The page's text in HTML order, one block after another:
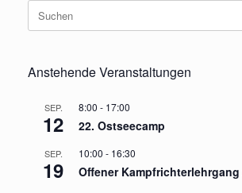
nach:
Anstehende Veranstaltungen
SEP.
12
8:00 - 17:00
22. Ostseecamp
SEP.
19
10:00 - 16:30
Offener Kampfrichterlehrgang